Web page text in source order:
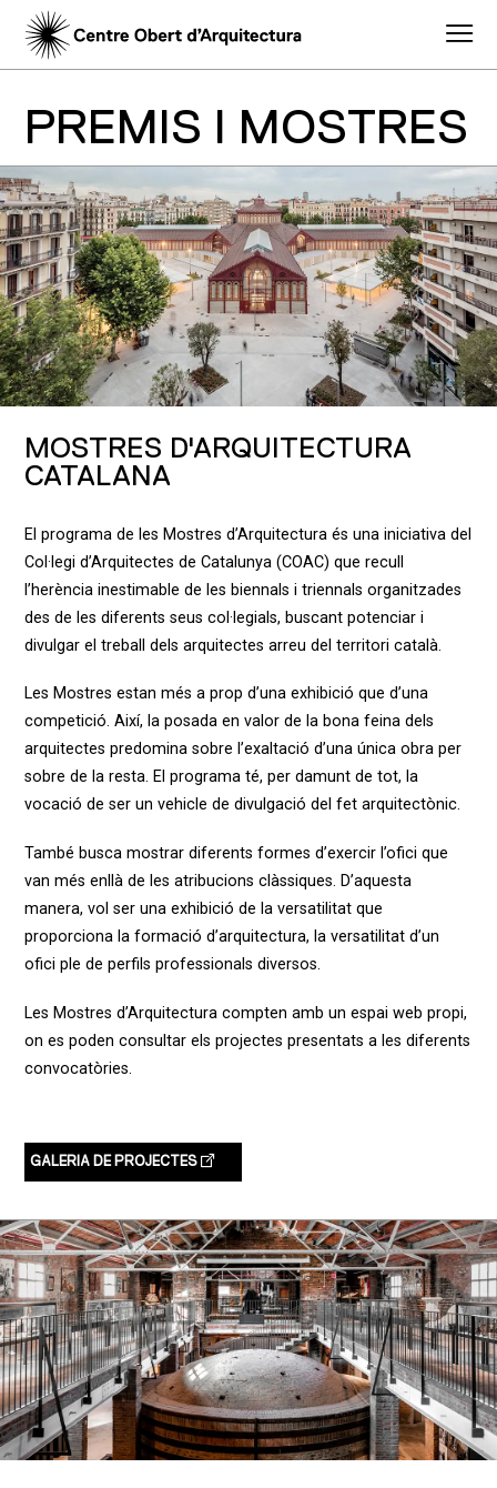
PREMIS I MOSTRES
MOSTRES D'ARQUITECTURA
CATALANA
El programa de les Mostres d’Arquitectura és una iniciativa del
Col·legi d’Arquitectes de Catalunya (COAC) que recull
l’herència inestimable de les biennals i triennals organitzades
des de les diferents seus col·legials, buscant potenciar i
divulgar el treball dels arquitectes arreu del territori català.
Les Mostres estan més a prop d’una exhibició que d’una
competició. Així, la posada en valor de la bona feina dels
arquitectes predomina sobre l’exaltació d’una única obra per
sobre de la resta. El programa té, per damunt de tot, la
vocació de ser un vehicle de divulgació del fet arquitectònic.
També busca mostrar diferents formes d’exercir l’ofici que
van més enllà de les atribucions clàssiques. D’aquesta
manera, vol ser una exhibició de la versatilitat que
proporciona la formació d’arquitectura, la versatilitat d’un
ofici ple de perfils professionals diversos.
Les Mostres d’Arquitectura compten amb un espai web propi,
on es poden consultar els projectes presentats a les diferents
convocatòries.
GALERIA DE PROJECTES